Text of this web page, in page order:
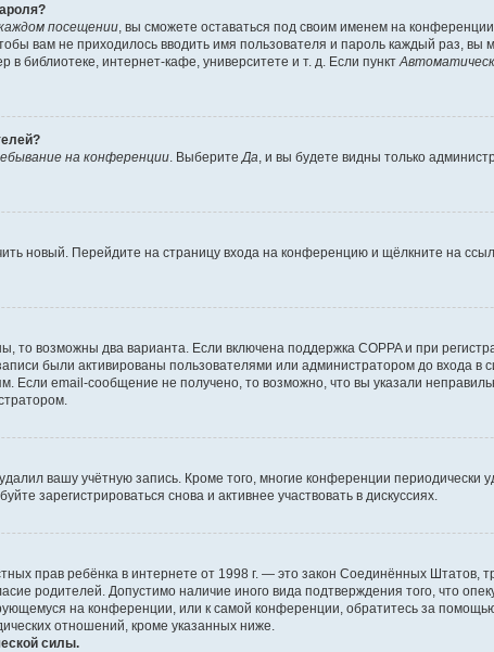
посещении , вы сможете оставаться под своим именем на
вам не приходилось вводить имя пользователя и пароль каждый раз,
библиотеке, интернет-кафе, университете и т. д. Если пункт
на конференции . Выберите Да , и вы будете видны только
новый. Перейдите на страницу входа на конференцию и щёлкните на
то возможны два варианта. Если включена поддержка COPPA и при
были активированы пользователями или администратором до входа
Если email-сообщение не получено, то возможно, что вы указали
вашу учётную запись. Кроме того, многие конференции
зарегистрироваться снова и активнее участвовать в дискуссиях.
прав ребёнка в интернете от 1998 г. — это закон Соединённых
родителей. Допустимо наличие иного вида подтверждения того, что
на конференции, или к самой конференции, обратитесь за
отношений, кроме указанных ниже.
силы.